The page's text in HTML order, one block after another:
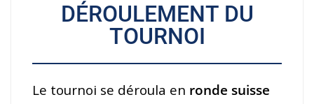
DÉROULEMENT DU
TOURNOI
Le tournoi se déroula en ronde suisse